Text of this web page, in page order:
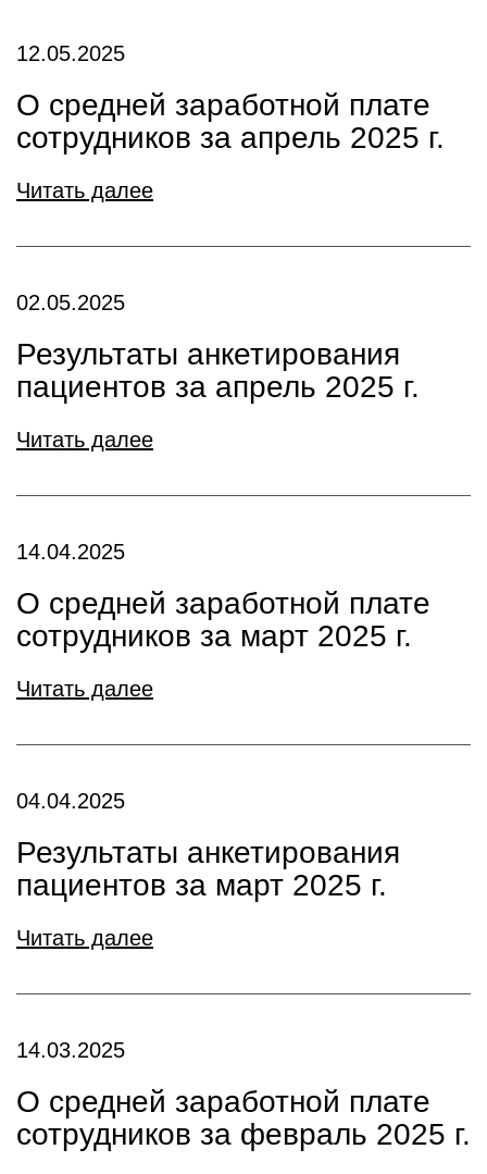
12.05.2025
О средней заработной плате
сотрудников за апрель 2025 г.
Читать далее
02.05.2025
Результаты анкетирования
пациентов за апрель 2025 г.
Читать далее
14.04.2025
О средней заработной плате
сотрудников за март 2025 г.
Читать далее
04.04.2025
Результаты анкетирования
пациентов за март 2025 г.
Читать далее
14.03.2025
О средней заработной плате
сотрудников за февраль 2025 г.